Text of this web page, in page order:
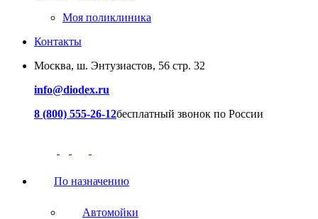
Моя поликлиника
Контакты
Москва, ш. Энтузиастов, 56 стр. 32
info@diodex.ru
8 (800) 555-26-12бесплатный звонок по России
По назначению
Автомойки